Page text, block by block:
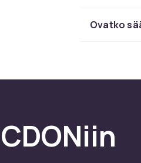
pöydän
Yhdistä
Ovatko